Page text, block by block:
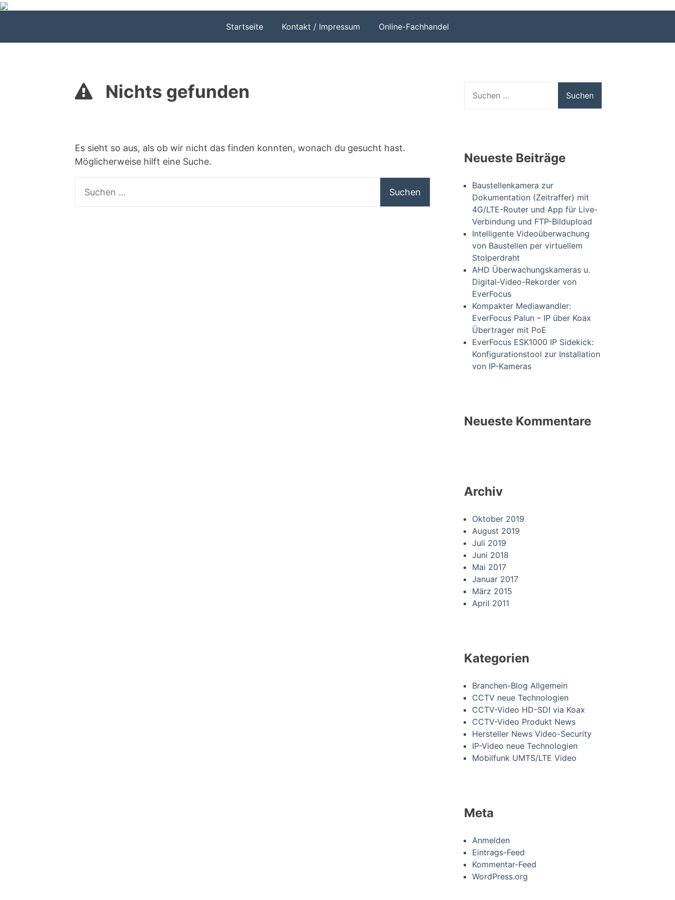
Zum
Startseite Kontakt / Impressum Online-Fachhandel
Nichts gefunden
Es sieht so aus, als ob wir nicht das finden konnten, wonach du gesucht hast.
Möglicherweise hilft eine Suche.
nach:
nach:
Neueste Beiträge
Baustellenkamera zur
Dokumentation (Zeitraffer) mit
4G/LTE-Router und App für Live-
Verbindung und FTP-Bildupload
Intelligente Videoüberwachung
von Baustellen per virtuellem
Stolperdraht
AHD Überwachungskameras u.
Digital-Video-Rekorder von
EverFocus
Kompakter Mediawandler:
EverFocus Palun – IP über Koax
Übertrager mit PoE
EverFocus ESK1000 IP Sidekick:
Konfigurationstool zur Installation
von IP-Kameras
Neueste Kommentare
Archiv
Oktober 2019
August 2019
Juli 2019
Juni 2018
Mai 2017
Januar 2017
März 2015
April 2011
Kategorien
Branchen-Blog Allgemein
CCTV neue Technologien
CCTV-Video HD-SDI via Koax
CCTV-Video Produkt News
Hersteller News Video-Security
IP-Video neue Technologien
Mobilfunk UMTS/LTE Video
Meta
Anmelden
Eintrags-Feed
Kommentar-Feed
WordPress.org